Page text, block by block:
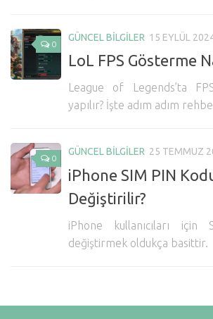
TV-Film
Moda
Nasıl Yapılır?
Cilt-Güzellik
0
GÜNCEL BİLGİLER 15 EYLÜL
LoL FPS Gösterme
League of Legends’ta
yapılır? İşte adım adım
0
GÜNCEL BİLGİLER 25 TEMMUZ
iPhone SIM PIN
Değiştirilir?
iPhone kullanıcıları için
değiştirmek oldukça basittir.